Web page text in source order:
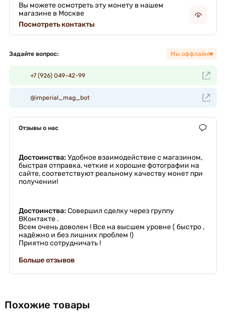
Вы можете осмотреть эту монету в нашем
магазине в Москве
Посмотреть контакты
Задайте вопрос: Мы оффлайн!
+7 (926) 049-42-99
@imperial_mag_bot
Отзывы о нас
Достоинства: Удобное взаимодействие с магазином,
быстрая отправка, четкие и хорошие фотографии на
сайте, соответствуют реальному качеству монет при
получении!
Достоинства: Совершил сделку через группу
ВКонтакте .
Всем очень доволен ! Все на высшем уровне ( быстро ,
надёжно и без лишних проблем !)
Приятно сотрудничать !
Больше отзывов
Похожие товары